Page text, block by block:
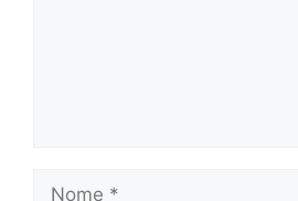
Nome